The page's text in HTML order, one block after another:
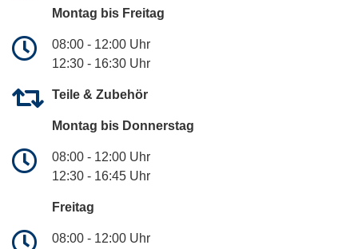
Montag bis Freitag
08:00 - 12:00 Uhr
12:30 - 16:30 Uhr
Teile & Zubehör
Montag bis Donnerstag
08:00 - 12:00 Uhr
12:30 - 16:45 Uhr
Freitag
08:00 - 12:00 Uhr